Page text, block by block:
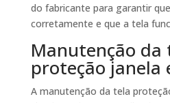
do fabricante para garantir
corretamente e que a tela
Manutenção da
proteção janela
A manutenção da tela